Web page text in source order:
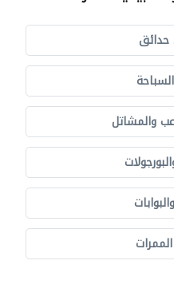
والمشاتل